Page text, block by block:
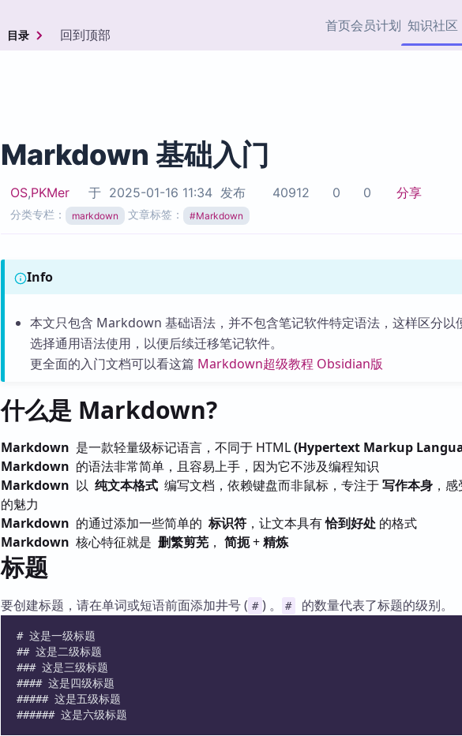
首页会员计划 知识社区
Obsidian 专题
知识管理
加速访问 Obsidian 官方
ZK
目录 回到顶部
Markdown 基础入门
OS,PKMer 于 2025-01-16 11:34 发布 40912 0 0 分享
分类专栏： markdown 文章标签： #Markdown
Info
本文只包含 Markdown 基础语法，并不包含笔记软件特定语法，这样区分以
选择通用语法使用，以便后续迁移笔记软件。
更全面的入门文档可以看这篇 Markdown超级教程 Obsidian版
什么是 Markdown?
Markdown 是一款轻量级标记语言，不同于 HTML(Hypertext Markup
Markdown 的语法非常简单，且容易上手，因为它不涉及编程知识
Markdown 以 纯文本格式 编写文档，依赖键盘而非鼠标，专注于写作本身 ，
的魅力
Markdown 的通过添加一些简单的 标识符 ，让文本具有恰到好处 的格式
Markdown 核心特征就是 删繁剪芜 ， 简扼+精炼
标题
要创建标题，请在单词或短语前面添加井号 ( # ) 。 # 的数量代表了标题的级别。
# 这是一级标题
## 这是二级标题
### 这是三级标题
#### 这是四级标题
##### 这是五级标题
###### 这是六级标题